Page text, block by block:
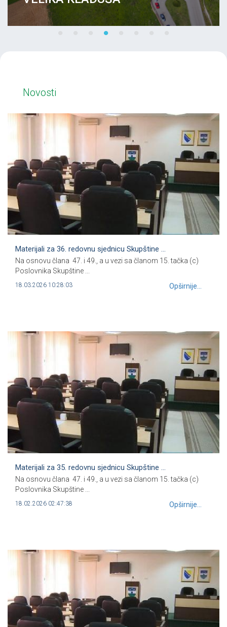
Novosti
Materijali za 36. redovnu sjednicu Skupštine ...
Na osnovu člana 47. i 49., a u vezi sa članom 15. tačka (c)
Poslovnika Skupštine ...
18.03.2026 10:28:03 Opširnije...
Materijali za 35. redovnu sjednicu Skupštine ...
Na osnovu člana 47. i 49., a u vezi sa članom 15. tačka (c)
Poslovnika Skupštine ...
18.02.2026 02:47:38 Opširnije...